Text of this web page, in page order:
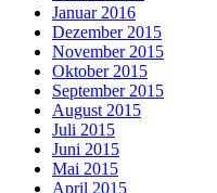
Januar 2016
Dezember 2015
November 2015
Oktober 2015
September 2015
August 2015
Juli 2015
Juni 2015
Mai 2015
April 2015